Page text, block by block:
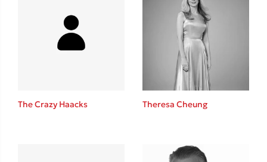
Ιωάννης Γλωσσόπουλος
Ένας γίγαντας στο σχολείο
Δανάη Δεληγεώργη
The Crazy Haacks Theresa Cheung